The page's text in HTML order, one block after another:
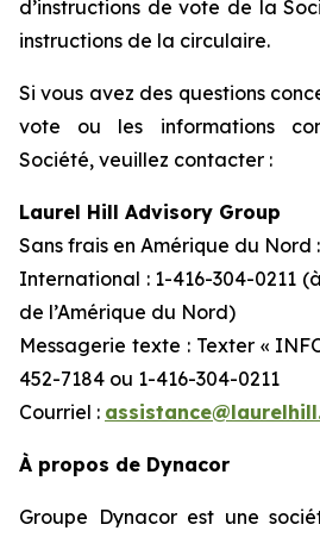
d’instructions de vote de la
instructions de la circulaire.
Si vous avez des questions
vote ou les informations
Société, veuillez contacter :
Laurel Hill Advisory Group
Sans frais en Amérique du Nord
International : 1-416-304-0211
de l’Amérique du Nord)
Messagerie texte : Texter «
452-7184 ou 1-416-304-0211
Courriel :
À propos de Dynacor
Groupe Dynacor est une